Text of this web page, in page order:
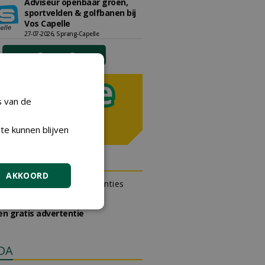
sportvelden & golfbanen bij
Vos Capelle
27-07-2026, Sprang-Capelle
meer Groene Banen
OUTLET
kan gratis kleine advertenties
gratis advertentie
van de
kunnen blijven
AKKOORD